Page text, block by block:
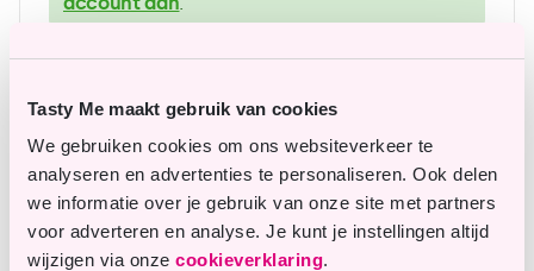
Tasty Me maakt gebruik van cookies
We gebruiken cookies om ons websiteverkeer te
analyseren en advertenties te personaliseren. Ook delen
we informatie over je gebruik van onze site met partners
voor adverteren en analyse. Je kunt je instellingen altijd
wijzigen via onze cookieverklaring.
Betaalbare topkwaliteit
Vragen of opmerkingen?